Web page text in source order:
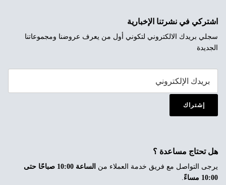
اشتركي في نشرتنا الإخبارية
سجلي بريدك الالكتروني لتكوني أول من يعرف عروضنا ومجموعاتنا
الجديدة
إشتراك
هل تحتاج مساعدة ؟
يرجى التواصل مع فريق خدمة العملاء من
الساعة 10:00 صباحًا حتى
10:00 مساءً
.